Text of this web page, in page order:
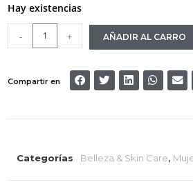
Hay existencias
- + AÑADIR AL CARRO
Compartir en
Categorías Belleza & Skin Care,